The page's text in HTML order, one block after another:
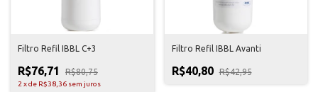
Filtro Refil IBBL C+3
R$76,71 R$80,75
2 xde R$38,36 sem juros
Filtro Refil IBBL Avanti
R$40,80 R$42,95